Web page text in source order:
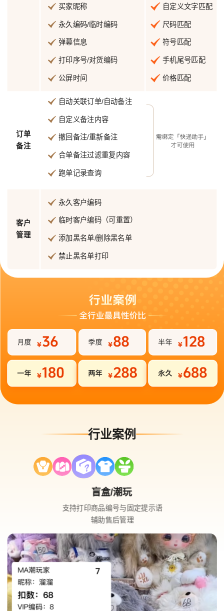
订单
备注
客户
管理
买家昵称
永久编码/临时编码
弹幕信息
打印序号/对货编码
公屏时间
自定义文字匹配
尺码匹配
符号匹配
手机尾号匹配
价格匹配
自动关联订单/自动备注
自定义备注内容
撤回备注/重新备注
合单备注过滤重复内容
跑单记录查询
永久客户编码
临时客户编码（可重置）
添加黑名单/删除黑名单
禁止黑名单打印
行业案例
盲盒/潮玩
支持打印商品编号与固定提示语
辅助售后管理